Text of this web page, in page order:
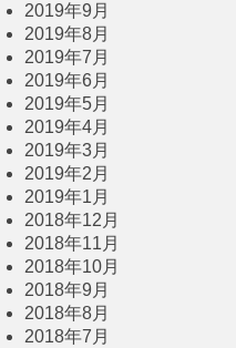
2019年9月
2019年8月
2019年7月
2019年6月
2019年5月
2019年4月
2019年3月
2019年2月
2019年1月
2018年12月
2018年11月
2018年10月
2018年9月
2018年8月
2018年7月